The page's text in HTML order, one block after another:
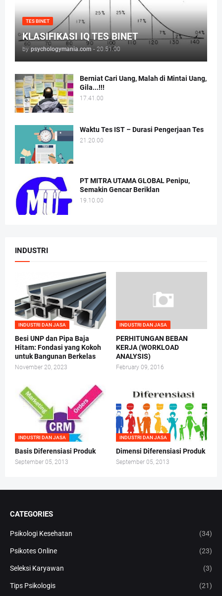
TES BINET
KLASIFIKASI IQ TES BINET
by psychologymania.com - 20.51.00
Berniat Cari Uang, Malah di Mintai Uang,
Gila...!!!
17.41.00
Waktu Tes IST – Durasi Pengerjaan Tes
21.20.00
PT MITRA UTAMA GLOBAL Penipu,
Semakin Gencar Beriklan
19.10.00
INDUSTRI
INDUSTRI DAN JASA
Besi UNP dan Pipa Baja
Hitam: Fondasi yang Kokoh
untuk Bangunan Berkelas
November 20, 2023
INDUSTRI DAN JASA
PERHITUNGAN BEBAN
KERJA (WORKLOAD
ANALYSIS)
February 09, 2016
INDUSTRI DAN JASA
Basis Diferensiasi Produk
September 05, 2013
INDUSTRI DAN JASA
Dimensi Diferensiasi Produk
September 05, 2013
CATEGORIES
Psikologi Kesehatan (34)
Psikotes Online (23)
Seleksi Karyawan (3)
Tips Psikologis (21)